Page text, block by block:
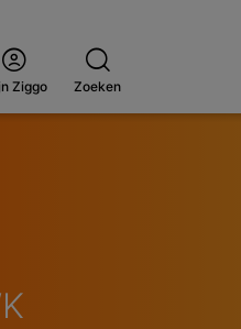
Ziggo
Zoeken